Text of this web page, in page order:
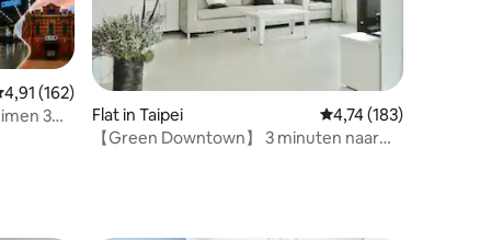
beoordeling van 4,91 op 5, 162 recensies
4,91 (162)
3
Flat in Taipei Gemiddelde
4,74 (183)
【Green Downtown】 3 minuten naar